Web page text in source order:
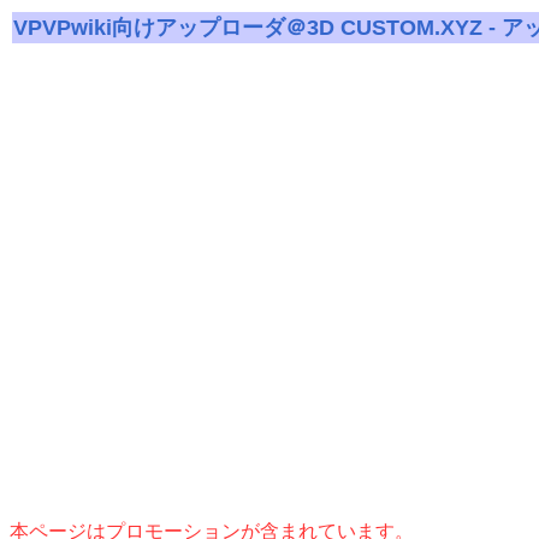
VPVPwiki向けアップローダ＠3D CUSTOM.XYZ - ア
本ページはプロモーションが含まれています。